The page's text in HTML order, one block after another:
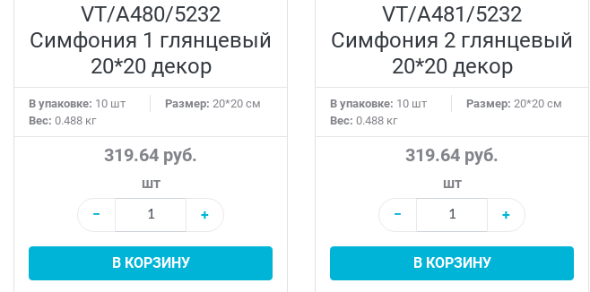
VT/A480/5232
Симфония 1 глянцевый
20*20 декор
В упаковке: 10 шт Размер: 20*20 см
Вес: 0.488 кг
319.64 руб.
шт
−
+
В КОРЗИНУ
VT/A481/5232
Симфония 2 глянцевый
20*20 декор
В упаковке: 10 шт Размер: 20*20 см
Вес: 0.488 кг
319.64 руб.
шт
−
+
В КОРЗИНУ